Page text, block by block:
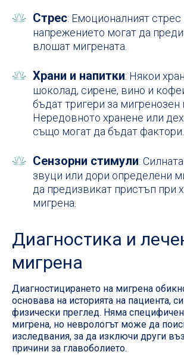
Стрес: Емоционалният стрес
напрежението могат да
влошат мигрената.
Храни и напитки: Някои
шоколад, сирене, вино и
бъдат тригери за мигренозен
Нередовното хранене или
също могат да бъдат фактори.
Сензорни стимули:
звуци или дори определени
да предизвикат пристъп при
мигрена.
Диагностика и
мигрена
Диагностицирането на мигрена
основава на историята на пациента,
физически преглед. Няма специфичен
мигрена, но неврологът може да
изследвания, за да изключи други
причини за главоболието.